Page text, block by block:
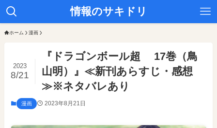
情報のサキドリ
ホーム 漫画
『ドラゴンボール超 17巻（鳥
山明）』≪新刊あらすじ・感想
≫※ネタバレあり
2023
8/21
漫画 2023年8月21日